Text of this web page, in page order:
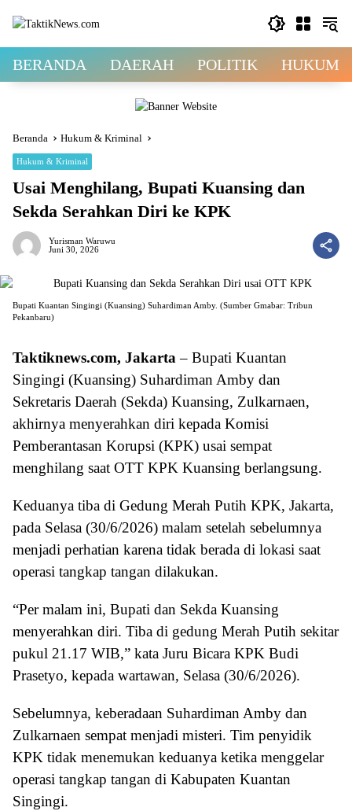
BERANDA DAERAH POLITIK HUKUM
Beranda Hukum & Kriminal
Hukum & Kriminal
Usai Menghilang, Bupati Kuansing dan
Sekda Serahkan Diri ke KPK
Yurisman Waruwu
Juni 30, 2026
Bupati Kuantan Singingi (Kuansing) Suhardiman Amby. (Sumber Gmabar: Tribun
Pekanbaru)
Taktiknews.com, Jakarta– Bupati Kuantan
Singingi (Kuansing) Suhardiman Amby dan
Sekretaris Daerah (Sekda) Kuansing, Zulkarnaen,
akhirnya menyerahkan diri kepada Komisi
Pemberantasan Korupsi (KPK) usai sempat
menghilang saat OTT KPK Kuansing berlangsung.
Keduanya tiba di Gedung Merah Putih KPK, Jakarta,
pada Selasa (30/6/2026) malam setelah sebelumnya
menjadi perhatian karena tidak berada di lokasi saat
operasi tangkap tangan dilakukan.
“Per malam ini, Bupati dan Sekda Kuansing
menyerahkan diri. Tiba di gedung Merah Putih sekitar
pukul 21.17 WIB,” kata Juru Bicara KPK Budi
Prasetyo, kepada wartawan, Selasa (30/6/2026).
Sebelumnya, keberadaan Suhardiman Amby dan
Zulkarnaen sempat menjadi misteri. Tim penyidik
KPK tidak menemukan keduanya ketika menggelar
operasi tangkap tangan di Kabupaten Kuantan
Singingi.